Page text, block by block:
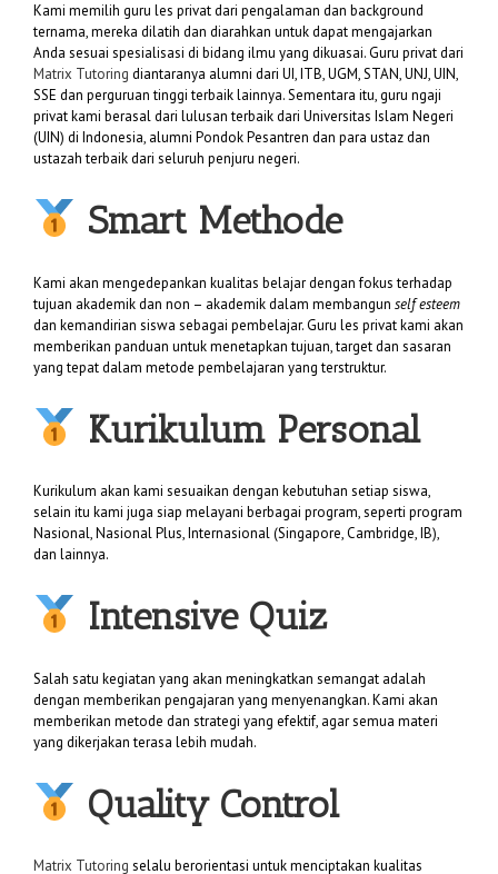
Kami memilih guru les privat dari pengalaman dan background
ternama, mereka dilatih dan diarahkan untuk dapat mengajarkan
Anda sesuai spesialisasi di bidang ilmu yang dikuasai. Guru privat dari
Matrix Tutoring diantaranya alumni dari UI, ITB, UGM, STAN, UNJ, UIN,
SSE dan perguruan tinggi terbaik lainnya. Sementara itu, guru ngaji
privat kami berasal dari lulusan terbaik dari Universitas Islam Negeri
(UIN) di Indonesia, alumni Pondok Pesantren dan para ustaz dan
ustazah terbaik dari seluruh penjuru negeri.
Smart Methode
Kami akan mengedepankan kualitas belajar dengan fokus terhadap
tujuan akademik dan non – akademik dalam membangun self esteem
dan kemandirian siswa sebagai pembelajar. Guru les privat kami akan
memberikan panduan untuk menetapkan tujuan, target dan sasaran
yang tepat dalam metode pembelajaran yang terstruktur.
Kurikulum Personal
Kurikulum akan kami sesuaikan dengan kebutuhan setiap siswa,
selain itu kami juga siap melayani berbagai program, seperti program
Nasional, Nasional Plus, Internasional (Singapore, Cambridge, IB),
dan lainnya.
Intensive Quiz
Salah satu kegiatan yang akan meningkatkan semangat adalah
dengan memberikan pengajaran yang menyenangkan. Kami akan
memberikan metode dan strategi yang efektif, agar semua materi
yang dikerjakan terasa lebih mudah.
Quality Control
Matrix Tutoring selalu berorientasi untuk menciptakan kualitas